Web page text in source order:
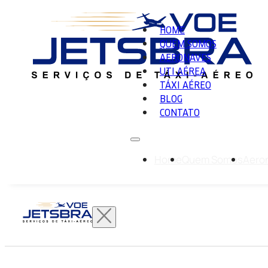
HOME
QUEM SOMOS
AERONAVES
UTI AÉREA
TÁXI AÉREO
BLOG
CONTATO
Home Quem Somos